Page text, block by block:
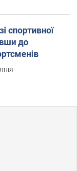
спортивної
до